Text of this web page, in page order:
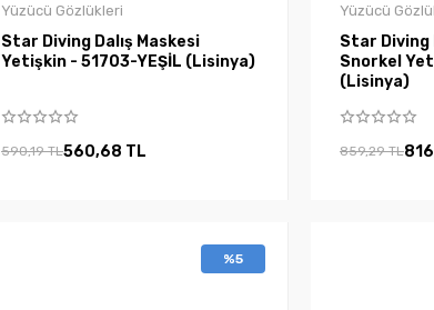
Yüzücü Gözlükleri
Star Diving Dalış Maskesi
Yetişkin - 51703-YEŞİL (Lisinya)
590,19 TL560,68 TL
Yüzücü
Star Diving
Snorkel
(Lisinya)
859,29 TL
%5